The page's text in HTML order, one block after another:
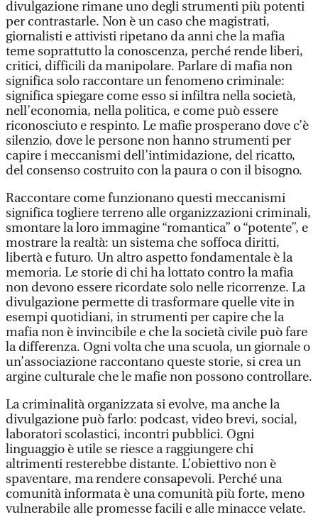
divulgazione rimane uno degli strumenti più potenti
per contrastarle. Non è un caso che magistrati,
giornalisti e attivisti ripetano da anni che la mafia
teme soprattutto la conoscenza, perché rende liberi,
critici, difficili da manipolare. Parlare di mafia non
significa solo raccontare un fenomeno criminale:
significa spiegare come esso si infiltra nella società,
nell’economia, nella politica, e come può essere
riconosciuto e respinto. Le mafie prosperano dove c’è
silenzio, dove le persone non hanno strumenti per
capire i meccanismi dell’intimidazione, del ricatto,
del consenso costruito con la paura o con il bisogno.
Raccontare come funzionano questi meccanismi
significa togliere terreno alle organizzazioni criminali,
smontare la loro immagine “romantica” o “potente”, e
mostrare la realtà: un sistema che soffoca diritti,
libertà e futuro. Un altro aspetto fondamentale è la
memoria. Le storie di chi ha lottato contro la mafia
non devono essere ricordate solo nelle ricorrenze. La
divulgazione permette di trasformare quelle vite in
esempi quotidiani, in strumenti per capire che la
mafia non è invincibile e che la società civile può fare
la differenza. Ogni volta che una scuola, un giornale o
un’associazione raccontano queste storie, si crea un
argine culturale che le mafie non possono controllare.
La criminalità organizzata si evolve, ma anche la
divulgazione può farlo: podcast, video brevi, social,
laboratori scolastici, incontri pubblici. Ogni
linguaggio è utile se riesce a raggiungere chi
altrimenti resterebbe distante. L’obiettivo non è
spaventare, ma rendere consapevoli. Perché una
comunità informata è una comunità più forte, meno
vulnerabile alle promesse facili e alle minacce velate.